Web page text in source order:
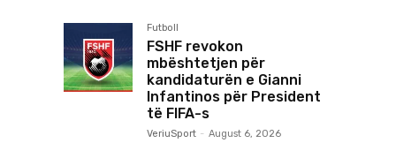
Futboll
FSHF revokon
mbështetjen për
kandidaturën e Gianni
Infantinos për President
të FIFA-s
VeriuSport - August 6, 2026